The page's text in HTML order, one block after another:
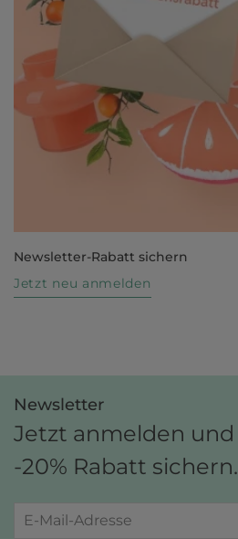
Newsletter-Rabatt sichern
Jetzt neu anmelden
Newsletter
Jetzt anmelden und
-20% Rabatt sichern.